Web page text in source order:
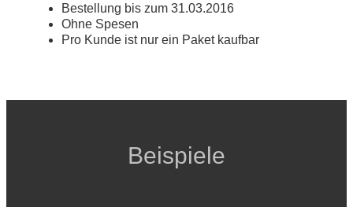
Bestellung bis zum 31.03.2016
Ohne Spesen
Pro Kunde ist nur ein Paket kaufbar
Beispiele